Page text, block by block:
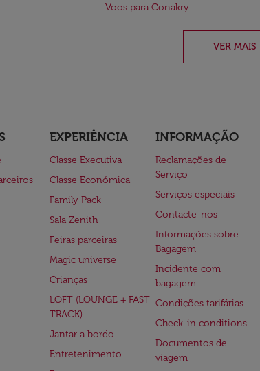
Voos para Conakry
VER MAIS
EXPERIÊNCIA
Classe Executiva
Classe Económica
Family Pack
Sala Zenith
Feiras parceiras
Magic universe
Crianças
LOFT (LOUNGE + FAST
TRACK)
Jantar a bordo
Entretenimento
INFORMAÇÃO
Reclamações de
Serviço
Serviços especiais
Contacte-nos
Informações sobre
Bagagem
Incidente com
bagagem
Condições tarifárias
Check-in conditions
Documentos de
viagem